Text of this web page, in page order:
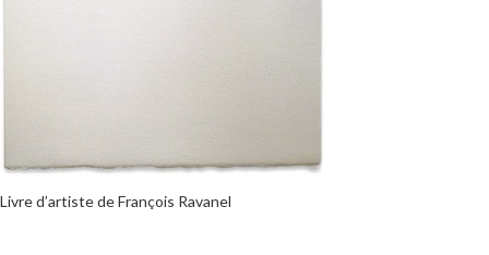
Livre d’artiste de François Ravanel